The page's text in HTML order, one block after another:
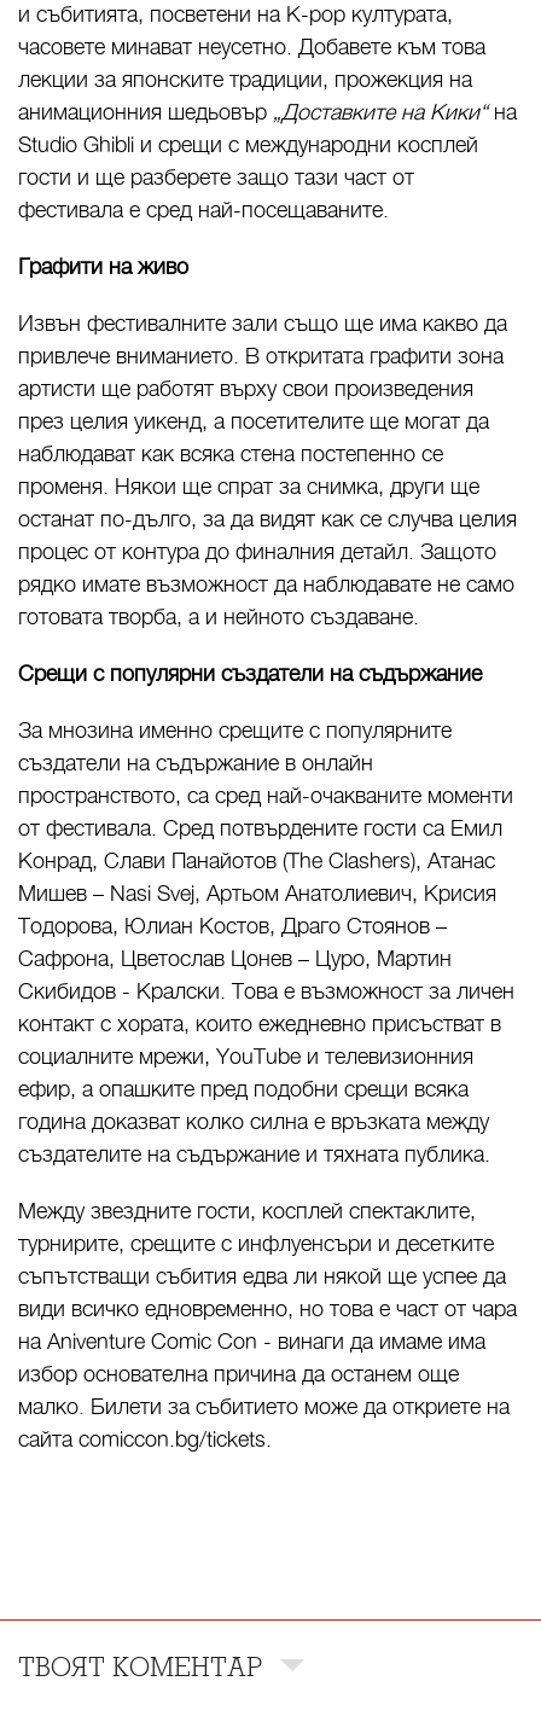
и събитията, посветени на K-pop културата,
часовете минават неусетно. Добавете към това
лекции за японските традиции, прожекция на
анимационния шедьовър „Доставките на Кики“на
Studio Ghibli и срещи с международни косплей
гости и ще разберете защо тази част от
фестивала е сред най-посещаваните.
Графити на живо
Извън фестивалните зали също ще има какво да
привлече вниманието. В откритата графити зона
артисти ще работят върху свои произведения
през целия уикенд, а посетителите ще могат да
наблюдават как всяка стена постепенно се
променя. Някои ще спрат за снимка, други ще
останат по-дълго, за да видят как се случва целия
процес от контура до финалния детайл. Защото
рядко имате възможност да наблюдавате не само
готовата творба, а и нейното създаване.
Срещи с популярни създатели на съдържание
За мнозина именно срещите с популярните
създатели на съдържание в онлайн
пространството, са сред най-очакваните моменти
от фестивала. Сред потвърдените гости са Емил
Конрад, Слави Панайотов (The Clashers), Атанас
Мишев – Nasi Svej, Артьом Анатолиевич, Крисия
Тодорова, Юлиан Костов, Драго Стоянов –
Сафрона, Цветослав Цонев – Цуро, Мартин
Скибидов - Кралски. Това е възможност за личен
контакт с хората, които ежедневно присъстват в
социалните мрежи, YouTube и телевизионния
ефир, а опашките пред подобни срещи всяка
година доказват колко силна е връзката между
създателите на съдържание и тяхната публика.
Между звездните гости, косплей спектаклите,
турнирите, срещите с инфлуенсъри и десетките
съпътстващи събития едва ли някой ще успее да
види всичко едновременно, но това е част от чара
на Aniventure Comic Con - винаги да имаме има
избор основателна причина да останем още
малко. Билети за събитието може да откриете на
сайта comiccon.bg/tickets.
ТВОЯТ КОМЕНТАР